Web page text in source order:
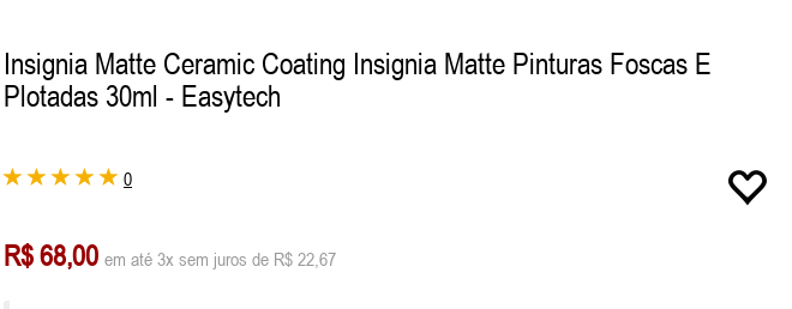
Insignia Matte Ceramic Coating Insignia Matte Pinturas Foscas E
Plotadas 30ml - Easytech
0
R$ 68,00 em até 3x sem juros de R$ 22,67